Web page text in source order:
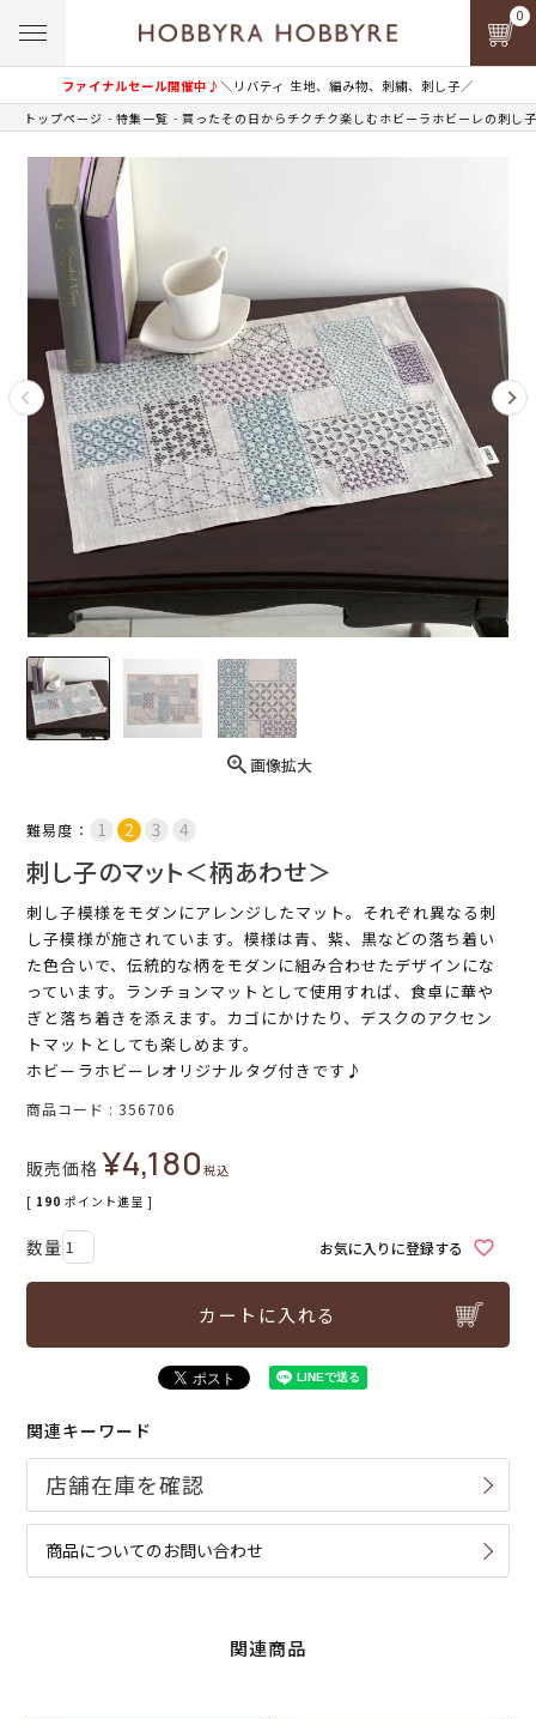
ファイナルセール開催中♪＼リバティ 生地、編み物、刺繍、刺し子／
0
トップページ 特集一覧 買ったその日からチクチク楽しむホビーラホビーレの刺し子
画像拡大
難易度：
刺し子のマット＜柄あわせ＞
刺し子模様をモダンにアレンジしたマット。それぞれ異なる刺
し子模様が施されています。模様は青、紫、黒などの落ち着い
た色合いで、伝統的な柄をモダンに組み合わせたデザインにな
っています。ランチョンマットとして使用すれば、食卓に華や
ぎと落ち着きを添えます。カゴにかけたり、デスクのアクセン
トマットとしても楽しめます。
ホビーラホビーレオリジナルタグ付きです♪
商品コード 356706
販売価格 ¥4,180税込
[ 190 ポイント進呈 ]
お気に入りに登録する
カートに入れる
関連キーワード
商品についてのお問い合わせ
関連商品